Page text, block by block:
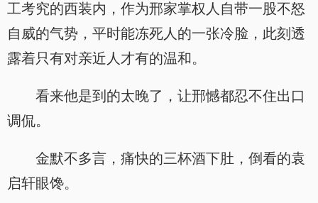
工考究的西装内，作为邢家掌权人自带一股不怒
自威的气势，平时能冻死人的一张冷脸，此刻透
露着只有对亲近人才有的温和。
看来他是到的太晚了，让邢憾都忍不住出口
调侃。
金默不多言，痛快的三杯酒下肚，倒看的袁
启轩眼馋。